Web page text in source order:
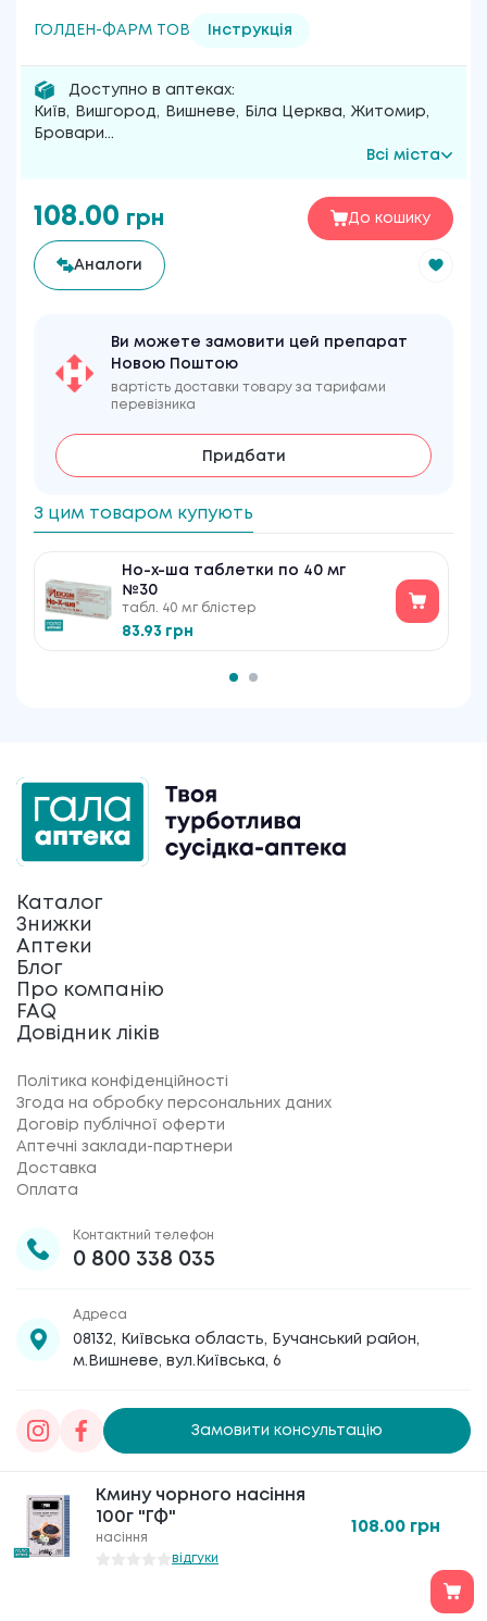
ГОЛДЕН-ФАРМ ТОВ Інструкція
Доступно в аптеках:
Київ, Вишгород, Вишневе, Біла Церква, Житомир,
Бровари...
Всі міста
108.00 грн До кошику
Аналоги
Ви можете замовити цей препарат
Новою Поштою
вартість доставки товару за тарифами
перевізника
Придбати
З цим товаром купують
Но-х-ша таблетки по 40 мг
№30
табл. 40 мг блістер
83.93 грн
Кмину чорного насіння
100г "ГФ"
насіння
відгуки
108.00 грн
Каталог
Знижки
Аптеки
Блог
Про компанію
FAQ
Довідник ліків
Політика конфіденційності
Згода на обробку персональних даних
Договір публічної оферти
Аптечні заклади-партнери
Доставка
Оплата
Контактний телефон
0 800 338 035
Адреса
08132, Київська область, Бучанський район,
м.Вишневе, вул.Київська, 6
Замовити консультацію
Товариство з обмеженою відповідальністю
«Галафарм», код ЄДРПОУ 30886474 © 2020-2026